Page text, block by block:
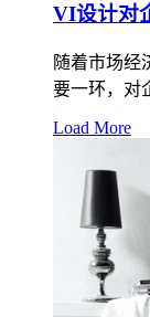
VI设计对
随着市场经
要一环，对
Load More